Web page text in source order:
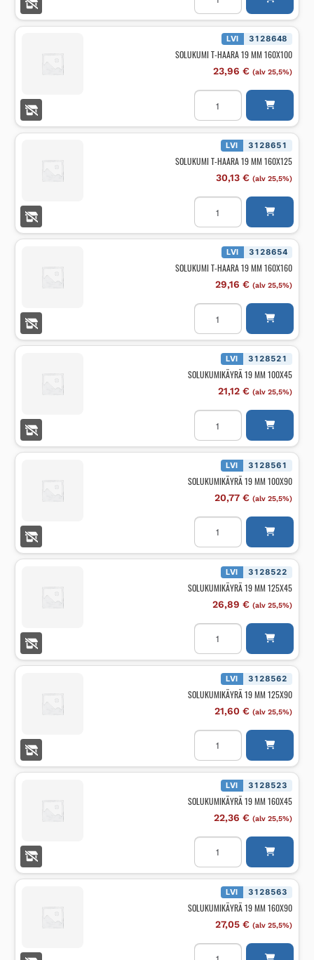
HAARA
19
MM
125X125
määrä
LVI 3128648
SOLUKUMI T-HAARA 19 MM 160X100
23,96 € (alv 25,5%)
SOLUKUMI
HAARA
19
MM
160X100
määrä
LVI 3128651
SOLUKUMI T-HAARA 19 MM 160X125
30,13 € (alv 25,5%)
SOLUKUMI
HAARA
19
MM
160X125
määrä
LVI 3128654
SOLUKUMI T-HAARA 19 MM 160X160
29,16 € (alv 25,5%)
SOLUKUMI
HAARA
19
MM
160X160
määrä
LVI 3128521
SOLUKUMIKÄYRÄ 19 MM 100X45
21,12 € (alv 25,5%)
SOLUKUMIKÄYRÄ
100X45
määrä
LVI 3128561
SOLUKUMIKÄYRÄ 19 MM 100X90
20,77 € (alv 25,5%)
SOLUKUMIKÄYRÄ
100X90
määrä
LVI 3128522
SOLUKUMIKÄYRÄ 19 MM 125X45
26,89 € (alv 25,5%)
SOLUKUMIKÄYRÄ
125X45
määrä
LVI 3128562
SOLUKUMIKÄYRÄ 19 MM 125X90
21,60 € (alv 25,5%)
SOLUKUMIKÄYRÄ
125X90
määrä
LVI 3128523
SOLUKUMIKÄYRÄ 19 MM 160X45
22,36 € (alv 25,5%)
SOLUKUMIKÄYRÄ
160X45
määrä
LVI 3128563
SOLUKUMIKÄYRÄ 19 MM 160X90
27,05 € (alv 25,5%)
SOLUKUMIKÄYRÄ